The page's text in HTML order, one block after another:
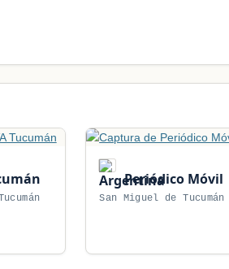
Periódico Móvil
San Miguel de Tucumán